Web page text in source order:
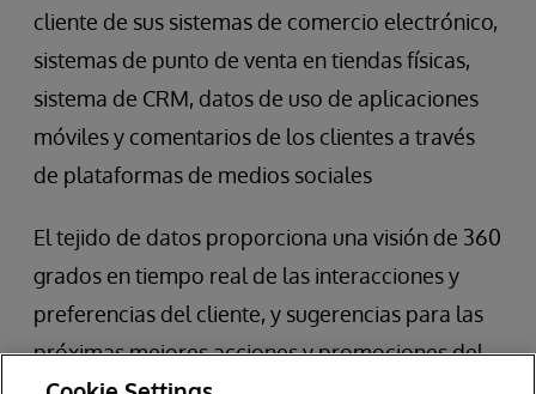
cliente de sus sistemas de comercio electrónico,
sistemas de punto de venta en tiendas físicas,
sistema de CRM, datos de uso de aplicaciones
móviles y comentarios de los clientes a través
de plataformas de medios sociales
El tejido de datos proporciona una visión de 360
grados en tiempo real de las interacciones y
preferencias del cliente, y sugerencias para las
próximas mejores acciones y promociones del